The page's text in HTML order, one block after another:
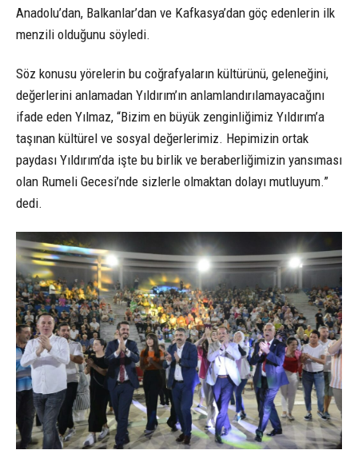
Anadolu’dan, Balkanlar’dan ve Kafkasya’dan göç edenlerin ilk
menzili olduğunu söyledi.
Söz konusu yörelerin bu coğrafyaların kültürünü, geleneğini,
değerlerini anlamadan Yıldırım’ın anlamlandırılamayacağını
ifade eden Yılmaz, “Bizim en büyük zenginliğimiz Yıldırım’a
taşınan kültürel ve sosyal değerlerimiz. Hepimizin ortak
paydası Yıldırım’da işte bu birlik ve beraberliğimizin yansıması
olan Rumeli Gecesi’nde sizlerle olmaktan dolayı mutluyum.”
dedi.